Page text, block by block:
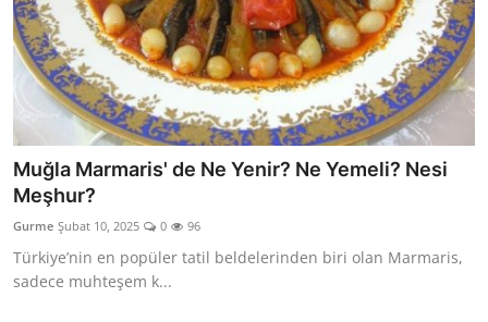
Muğla Marmaris' de Ne Yenir? Ne Yemeli? Nesi
Meşhur?
Gurme Şubat 10, 2025 0 96
Türkiye’nin en popüler tatil beldelerinden biri olan Marmaris,
sadece muhteşem k...